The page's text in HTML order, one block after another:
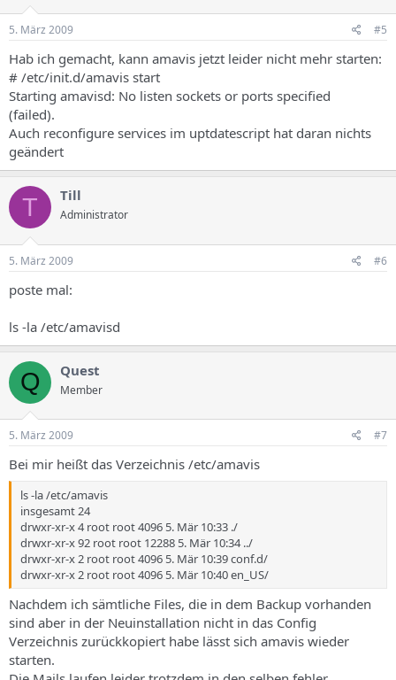
5. März 2009 #5
Hab ich gemacht, kann amavis jetzt leider nicht mehr starten:
# /etc/init.d/amavis start
Starting amavisd: No listen sockets or ports specified
(failed).
Auch reconfigure services im uptdatescript hat daran nichts
geändert
T Till
Administrator
5. März 2009 #6
poste mal:
ls -la /etc/amavisd
Q Quest
Member
5. März 2009 #7
Bei mir heißt das Verzeichnis /etc/amavis
ls -la /etc/amavis
insgesamt 24
drwxr-xr-x 4 root root 4096 5. Mär 10:33 ./
drwxr-xr-x 92 root root 12288 5. Mär 10:34 ../
drwxr-xr-x 2 root root 4096 5. Mär 10:39 conf.d/
drwxr-xr-x 2 root root 4096 5. Mär 10:40 en_US/
Nachdem ich sämtliche Files, die in dem Backup vorhanden
sind aber in der Neuinstallation nicht in das Config
Verzeichnis zurückkopiert habe lässt sich amavis wieder
starten.